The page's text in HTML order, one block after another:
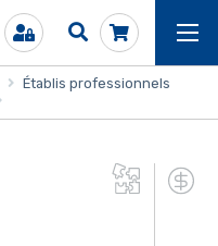
Établis professionnels